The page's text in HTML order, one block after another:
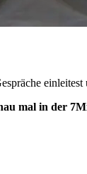
mal in der